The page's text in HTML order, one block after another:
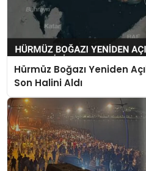
Hürmüz Boğazı Yeniden
Son Halini Aldı